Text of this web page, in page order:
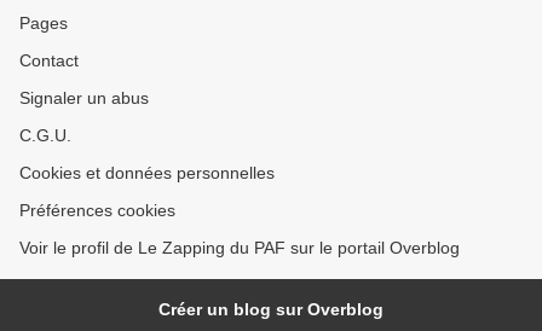
Pages
Contact
Signaler un abus
C.G.U.
Cookies et données personnelles
Préférences cookies
Voir le profil de Le Zapping du PAF sur le portail Overblog
Créer un blog sur Overblog